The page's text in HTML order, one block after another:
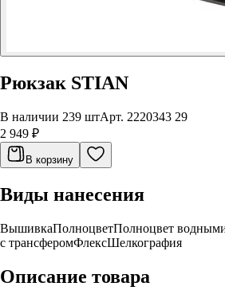
Рюкзак STIAN
В наличии 239 штАрт. 2220343 29
2 949 ₽
В корзину
Виды нанесения
ВышивкаПолноцветПолноцвет
с трансферомФлексШелкография
Описание товара